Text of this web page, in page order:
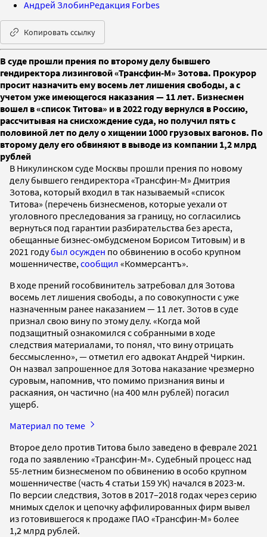
Андрей ЗлобинРедакция Forbes
Копировать ссылку
В суде прошли прения по второму делу бывшего
гендиректора лизинговой «Трансфин-М» Зотова. Прокурор
просит назначить ему восемь лет лишения свободы, а с
учетом уже имеющегося наказания — 11 лет. Бизнесмен
вошел в «список Титова» и в 2022 году вернулся в Россию,
рассчитывая на снисхождение суда, но получил пять с
половиной лет по делу о хищении 1000 грузовых вагонов. По
второму делу его обвиняют в выводе из компании 1,2 млрд
рублей
В Никулинском суде Москвы прошли прения по новому
делу бывшего гендиректора «Трансфин-М» Дмитрия
Зотова, который входил в так называемый «список
Титова» (перечень бизнесменов, которые уехали от
уголовного преследования за границу, но согласились
вернуться под гарантии разбирательства без ареста,
обещанные бизнес-омбудсменом Борисом Титовым) и в
2021 годубыл осужден по обвинению в особо крупном
мошенничестве, сообщил «Коммерсантъ».
В ходе прений гособвинитель затребовал для Зотова
восемь лет лишения свободы, а по совокупности с уже
назначенным ранее наказанием — 11 лет. Зотов в суде
признал свою вину по этому делу. «Когда мой
подзащитный ознакомился с собранными в ходе
следствия материалами, то понял, что вину отрицать
бессмысленно», — отметил его адвокат Андрей Чиркин.
Он назвал запрошенное для Зотова наказание чрезмерно
суровым, напомнив, что помимо признания вины и
раскаяния, он частично (на 400 млн рублей) погасил
ущерб.
Материал по теме
Второе дело против Титова было заведено в феврале 2021
года по заявлению «Трансфин-М». Судебный процесс над
55-летним бизнесменом по обвинению в особо крупном
мошенничестве (часть 4 статьи 159 УК) начался в 2023-м.
По версии следствия, Зотов в 2017–2018 годах через серию
мнимых сделок и цепочку аффилированных фирм вывел
из готовившегося к продаже ПАО «Трансфин-М» более
1,2 млрд рублей.